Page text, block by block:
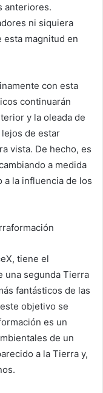
anteriores.
ni siquiera
magnitud en
con esta
continuarán
y la oleada de
de estar
vista. De hecho, es
a medida
la influencia de los
tiene el
una segunda Tierra
fantásticos de las
objetivo se
es un
de un
a la Tierra y,